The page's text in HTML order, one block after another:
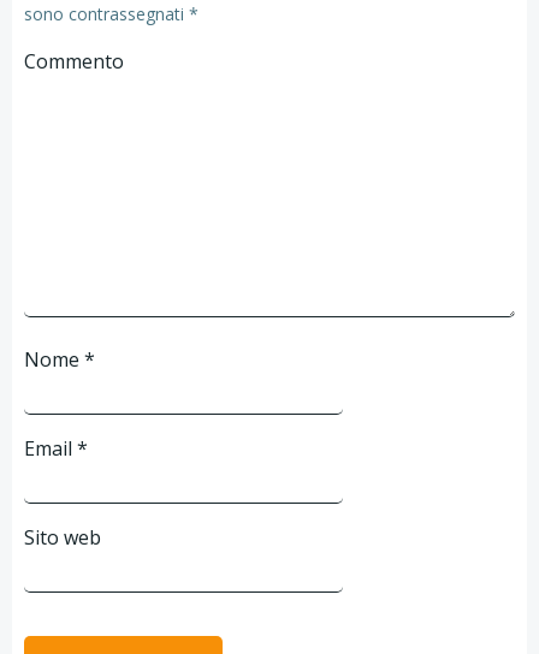
sono contrassegnati *
Commento
Nome *
Email *
Sito web